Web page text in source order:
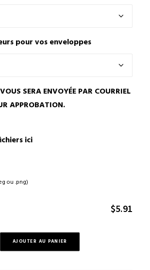
pour vos enveloppes
SERA ENVOYÉE PAR COURRIEL
APPROBATION.
ici
ou .png)
$5.91
AJOUTER AU PANIER